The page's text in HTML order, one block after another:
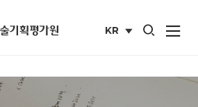
KR
통합검색 열기
사이트맵